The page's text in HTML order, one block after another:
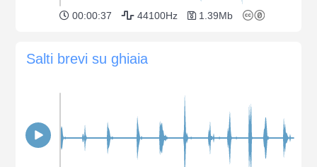
00:00:37 44100Hz 1.39Mb
Salti brevi su ghiaia